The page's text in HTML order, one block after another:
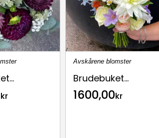
kr
Avskårene blomster
Brudebuket...
1600,00kr